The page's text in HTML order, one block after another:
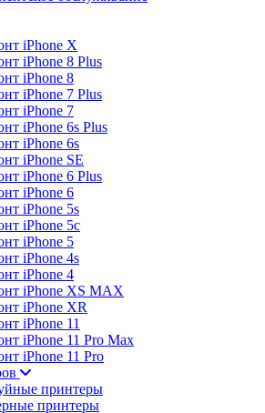
iPhone X
iPhone 8 Plus
iPhone 8
iPhone 7 Plus
iPhone 7
iPhone 6s Plus
iPhone 6s
iPhone SE
iPhone 6 Plus
iPhone 6
iPhone 5s
iPhone 5c
iPhone 5
iPhone 4s
iPhone 4
iPhone XS MAX
iPhone XR
iPhone 11
iPhone 11 Pro Max
iPhone 11 Pro
принтеры
принтеры